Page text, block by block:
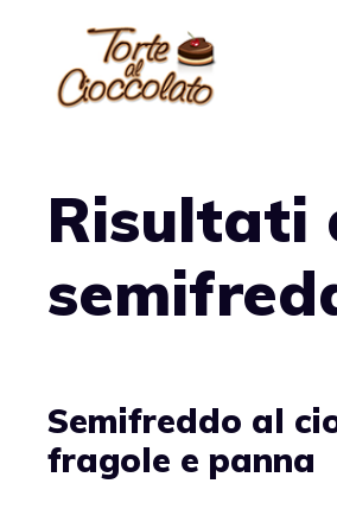
contenuto
Risultati
Semifreddo al
fragole e panna